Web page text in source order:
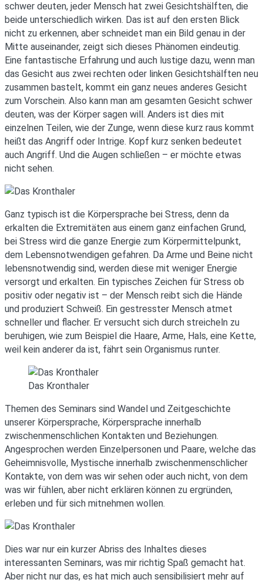
schwer deuten, jeder Mensch hat zwei Gesichtshälften, die
beide unterschiedlich wirken. Das ist auf den ersten Blick
nicht zu erkennen, aber schneidet man ein Bild genau in der
Mitte auseinander, zeigt sich dieses Phänomen eindeutig.
Eine fantastische Erfahrung und auch lustige dazu, wenn man
das Gesicht aus zwei rechten oder linken Gesichtshälften neu
zusammen bastelt, kommt ein ganz neues anderes Gesicht
zum Vorschein. Also kann man am gesamten Gesicht schwer
deuten, was der Körper sagen will. Anders ist dies mit
einzelnen Teilen, wie der Zunge, wenn diese kurz raus kommt
heißt das Angriff oder Intrige. Kopf kurz senken bedeutet
auch Angriff. Und die Augen schließen – er möchte etwas
nicht sehen.
Ganz typisch ist die Körpersprache bei Stress, denn da
erkalten die Extremitäten aus einem ganz einfachen Grund,
bei Stress wird die ganze Energie zum Körpermittelpunkt,
dem Lebensnotwendigen gefahren. Da Arme und Beine nicht
lebensnotwendig sind, werden diese mit weniger Energie
versorgt und erkalten. Ein typisches Zeichen für Stress ob
positiv oder negativ ist – der Mensch reibt sich die Hände
und produziert Schweiß. Ein gestresster Mensch atmet
schneller und flacher. Er versucht sich durch streicheln zu
beruhigen, wie zum Beispiel die Haare, Arme, Hals, eine Kette,
weil kein anderer da ist, fährt sein Organismus runter.
Das Kronthaler
Themen des Seminars sind Wandel und Zeitgeschichte
unserer Körpersprache, Körpersprache innerhalb
zwischenmenschlichen Kontakten und Beziehungen.
Angesprochen werden Einzelpersonen und Paare, welche das
Geheimnisvolle, Mystische innerhalb zwischenmenschlicher
Kontakte, von dem was wir sehen oder auch nicht, von dem
was wir fühlen, aber nicht erklären können zu ergründen,
erleben und für sich mitnehmen wollen.
Dies war nur ein kurzer Abriss des Inhaltes dieses
interessanten Seminars, was mir richtig Spaß gemacht hat.
Aber nicht nur das, es hat mich auch sensibilisiert mehr auf